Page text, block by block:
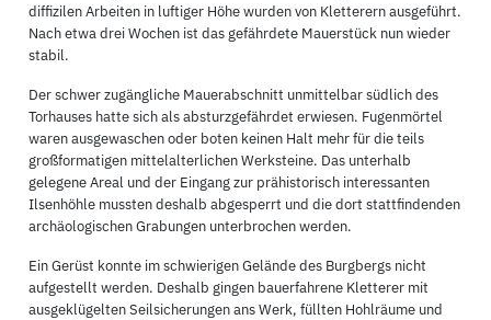
diffizilen Arbeiten in luftiger Höhe wurden von Kletterern ausgeführt.
Nach etwa drei Wochen ist das gefährdete Mauerstück nun wieder
stabil.
Der schwer zugängliche Mauerabschnitt unmittelbar südlich des
Torhauses hatte sich als absturzgefährdet erwiesen. Fugenmörtel
waren ausgewaschen oder boten keinen Halt mehr für die teils
großformatigen mittelalterlichen Werksteine. Das unterhalb
gelegene Areal und der Eingang zur prähistorisch interessanten
Ilsenhöhle mussten deshalb abgesperrt und die dort stattfindenden
archäologischen Grabungen unterbrochen werden.
Ein Gerüst konnte im schwierigen Gelände des Burgbergs nicht
aufgestellt werden. Deshalb gingen bauerfahrene Kletterer mit
ausgeklügelten Seilsicherungen ans Werk, füllten Hohlräume und